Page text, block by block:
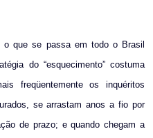
que se passa em todo o Brasil
do “esquecimento” costuma
freqüentemente os inquéritos
se arrastam anos a fio por
de prazo; e quando chegam a